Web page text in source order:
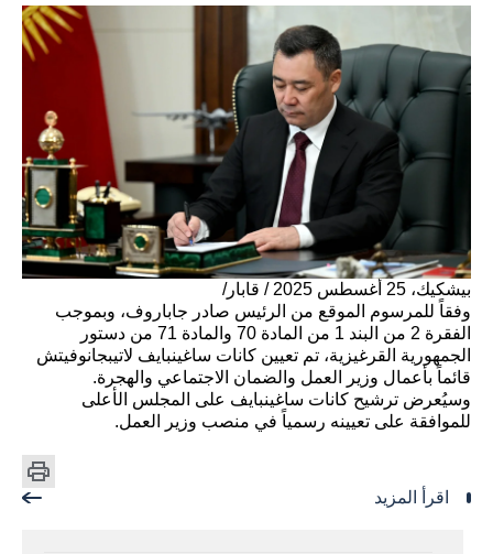
بيشكيك، 25 أغسطس 2025 / قابار/
وفقاً للمرسوم الموقع من الرئيس صادر جاباروف، وبموجب
الفقرة 2 من البند 1 من المادة 70 والمادة 71 من دستور
الجمهورية القرغيزية، تم تعيين كانات ساغينبايف لاتيبجانوفيتش
قائماً بأعمال وزير العمل والضمان الاجتماعي والهجرة.
وسيُعرض ترشيح كانات ساغينبايف على المجلس الأعلى
للموافقة على تعيينه رسمياً في منصب وزير العمل.
اقرأ المزيد